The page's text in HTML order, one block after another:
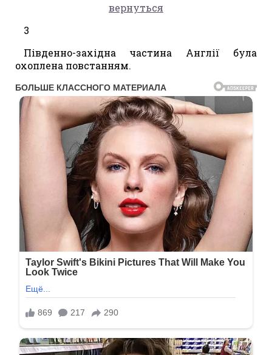
вернуться
3
Південно-західна частина Англії була
охоплена повстанням.